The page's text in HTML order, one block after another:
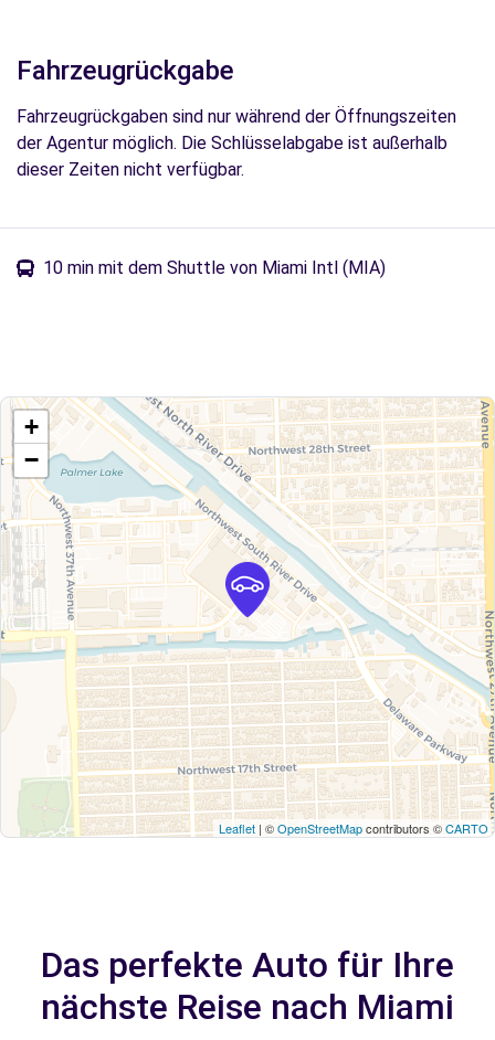
Fahrzeugrückgabe
Fahrzeugrückgaben sind nur während der Öffnungszeiten
der Agentur möglich. Die Schlüsselabgabe ist außerhalb
dieser Zeiten nicht verfügbar.
10 min mit dem Shuttle von Miami Intl (MIA)
+
−
Leaflet | ©OpenStreetMapcontributors ©CARTO
Das perfekte Auto für Ihre
nächste Reise nach Miami